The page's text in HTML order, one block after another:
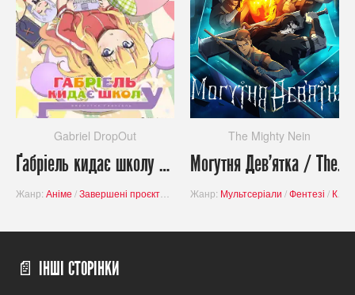
Gabriel DropOut
Ґабріель кидає школу / Gabriel DropOut
Жанр: Аніме /Завершені проєкти Буденність/Комедія
The Mighty Nein
Могутня Дев'ятка / The Mighty Nein
Жанр: Мультсеріали /Фентезі / Комедія
📄 ІНШІ СТОРІНКИ